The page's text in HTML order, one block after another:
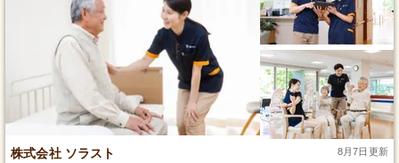
株式会社 ソラスト 8月7日更新